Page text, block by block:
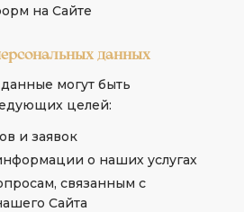
на Сайте
данных
могут быть
целей:
и заявок
о наших услугах
связанным с
Сайта